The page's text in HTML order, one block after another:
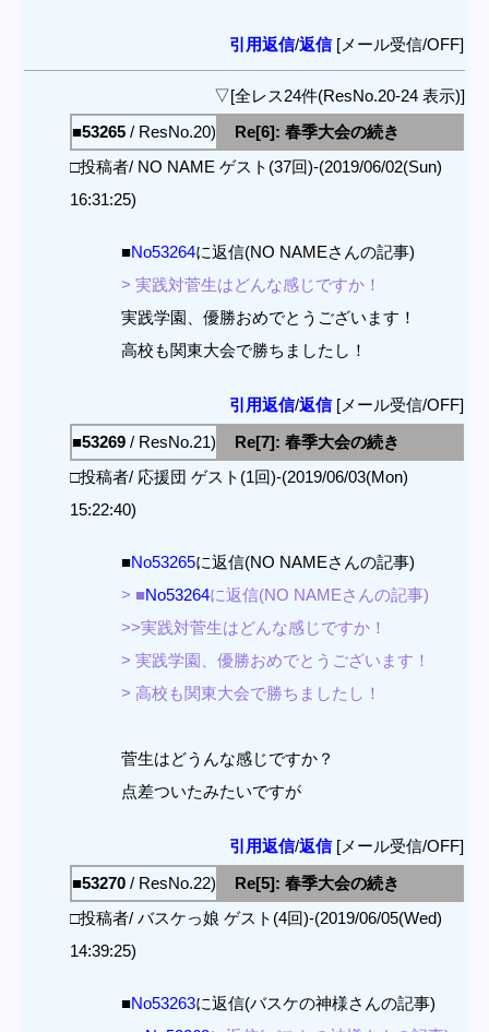
引用返信/返信[メール受信/OFF]
▽[全レス24件(ResNo.20-24 表示)]
■53265 / ResNo.20)
Re[6]: 春季大会の続き
□投稿者/ NO NAME ゲスト(37回)-(2019/06/02(Sun)
16:31:25)
■No53264に返信(NO NAMEさんの記事)
> 実践対菅生はどんな感じですか！
実践学園、優勝おめでとうございます！
高校も関東大会で勝ちましたし！
引用返信/返信[メール受信/OFF]
■53269 / ResNo.21)
Re[7]: 春季大会の続き
□投稿者/ 応援団 ゲスト(1回)-(2019/06/03(Mon)
15:22:40)
■No53265に返信(NO NAMEさんの記事)
> ■No53264に返信(NO NAMEさんの記事)
>>実践対菅生はどんな感じですか！
> 実践学園、優勝おめでとうございます！
> 高校も関東大会で勝ちましたし！
菅生はどうんな感じですか？
点差ついたみたいですが
引用返信/返信[メール受信/OFF]
■53270 / ResNo.22)
Re[5]: 春季大会の続き
□投稿者/ バスケっ娘 ゲスト(4回)-(2019/06/05(Wed)
14:39:25)
■No53263に返信(バスケの神様さんの記事)